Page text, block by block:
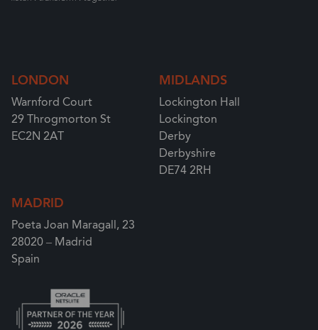
LONDON
Warnford Court
29 Throgmorton St
EC2N 2AT
MIDLANDS
Lockington Hall
Lockington
Derby
Derbyshire
DE74 2RH
MADRID
Poeta Joan Maragall, 23
28020 – Madrid
Spain